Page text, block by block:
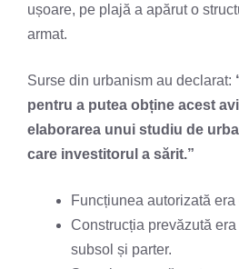
ușoare, pe plajă a apărut o
armat.
Surse din urbanism au declarat:
pentru a putea obține acest
elaborarea unui studiu de
care investitorul a sărit.”
Funcțiunea autorizată
Construcția prevăzută
subsol și parter.